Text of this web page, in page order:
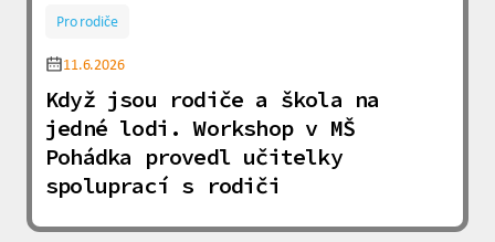
Pro rodiče
11.6.2026
Když jsou rodiče a škola na
jedné lodi. Workshop v MŠ
Pohádka provedl učitelky
spoluprací s rodiči